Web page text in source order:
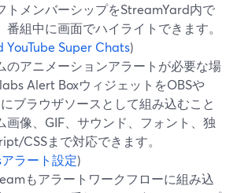
トメンバーシップをStreamYard内で
番組中に画面でハイライトできます。
YouTube Super Chats)
のアニメーションアラートが必要な場
Alert BoxウィジェットをOBSや
ブラウザソースとして組み込むこと
画像、GIF、サウンド、フォント、独
CSSまで対応できます。
ラート設定)
もアラートワークフローに組み込